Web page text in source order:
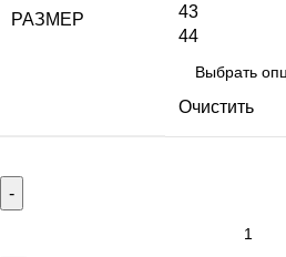
РАЗМЕР
43
44
Очистить